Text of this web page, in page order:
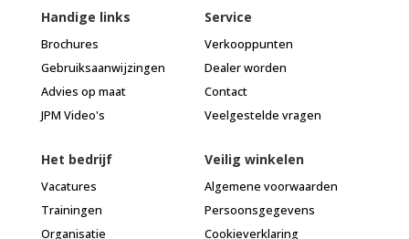
Handige links
Brochures
Gebruiksaanwijzingen
Advies op maat
JPM Video's
Service
Verkooppunten
Dealer worden
Contact
Veelgestelde vragen
Het bedrijf
Vacatures
Trainingen
Organisatie
Veilig winkelen
Algemene voorwaarden
Persoonsgegevens
Cookieverklaring